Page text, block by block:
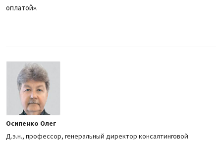
оплатой».
Осипенко Олег
Д.э.н., профессор, генеральный директор консалтинговой